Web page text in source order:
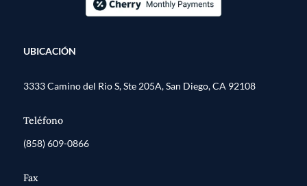
UBICACIÓN
3333 Camino del Rio S, Ste 205A, San Diego, CA 92108
Teléfono
(858) 609-0866
Fax